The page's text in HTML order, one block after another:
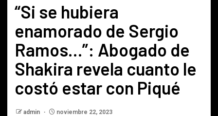
“Si se hubiera
enamorado de Sergio
Ramos…”: Abogado de
Shakira revela cuanto le
costó estar con Piqué
admin noviembre 22, 2023